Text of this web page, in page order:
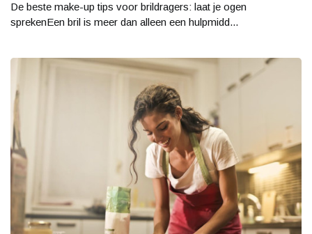
De beste make-up tips voor brildragers: laat je ogen
sprekenEen bril is meer dan alleen een hulpmidd...